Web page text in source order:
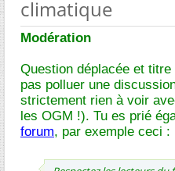
climatique
Modération
Question déplacée et
pas polluer une
strictement rien à voir
les OGM !). Tu es prié
forum, par exemple ceci :